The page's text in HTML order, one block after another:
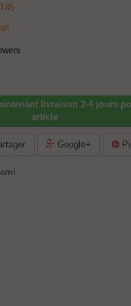
livraison 2-4 jours
article
Google+